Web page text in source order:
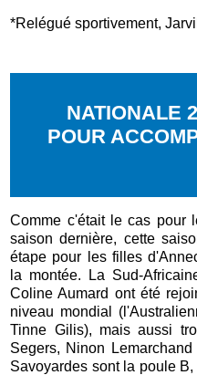
*Relégué sportivement,
NATIONALE
POUR
Comme c'était le cas pour
saison dernière, cette
étape pour les filles
la montée. La Sud-
Coline Aumard ont été
niveau mondial
Tinne Gilis), mais aussi
Segers, Ninon
Savoyardes sont la poule